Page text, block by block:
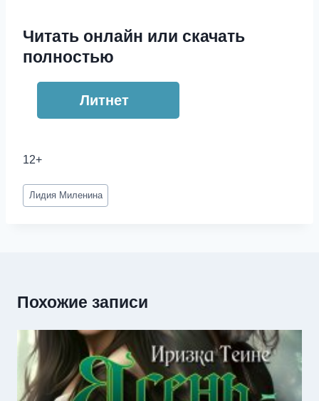
Читать онлайн или скачать
полностью
Литнет
12+
Метки
записи:
Лидия Миленина
Похожие записи